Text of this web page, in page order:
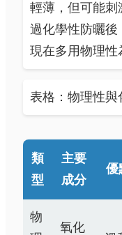
輕薄，但可能
過化學性防曬後
現在多用物理性
表格：物理性與
類
型
主要
成分
優
物
氧化